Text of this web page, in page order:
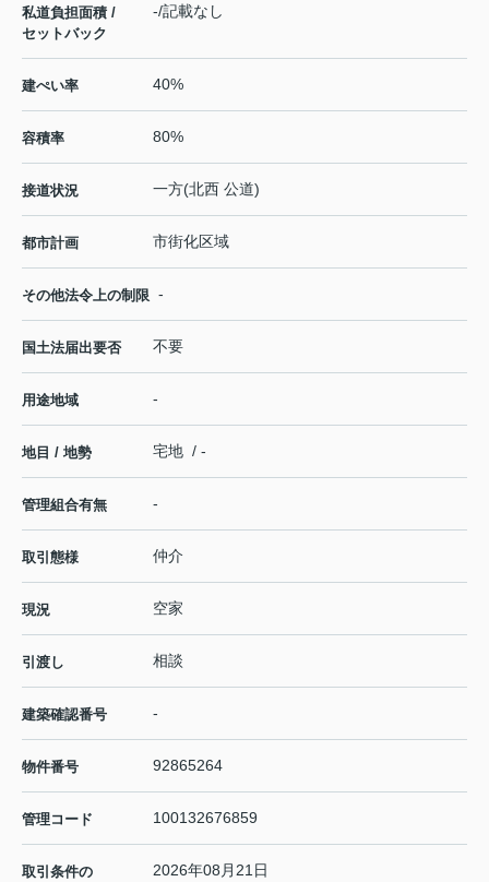
私道負担面積 /
セットバック
-/記載なし
建ぺい率 40%
容積率 80%
接道状況 一方(北西 公道)
都市計画 市街化区域
その他法令上の制限 -
国土法届出要否 不要
用途地域 -
地目 / 地勢 宅地 / -
管理組合有無 -
取引態様 仲介
現況 空家
引渡し 相談
建築確認番号 -
物件番号 92865264
管理コード 100132676859
取引条件の
2026年08月21日